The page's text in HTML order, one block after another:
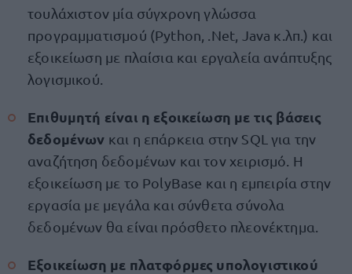
τουλάχιστον μία σύγχρονη γλώσσα
προγραμματισμού (Python, .Net, Java κ.λπ.) και
εξοικείωση με πλαίσια και εργαλεία ανάπτυξης
λογισμικού.
Επιθυμητή είναι η εξοικείωση με τις βάσεις
δεδομένων και η επάρκεια στην SQL για την
αναζήτηση δεδομένων και τον χειρισμό. Η
εξοικείωση με το PolyBase και η εμπειρία στην
εργασία με μεγάλα και σύνθετα σύνολα
δεδομένων θα είναι πρόσθετο πλεονέκτημα.
Εξοικείωση με πλατφόρμες υπολογιστικού